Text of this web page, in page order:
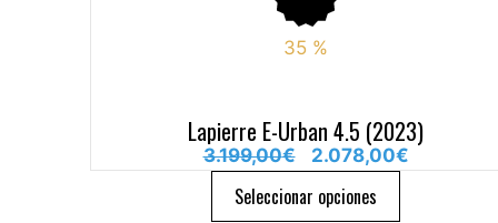
35 %
Lapierre E-Urban 4.5 (2023)
3.199,00€ 2.078,00€
Seleccionar opciones